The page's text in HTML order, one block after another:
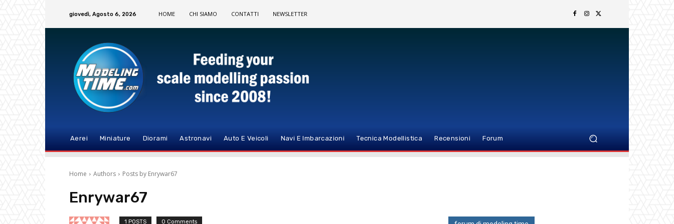
giovedì, Agosto 6, 2026 HOME CHI SIAMO CONTATTI NEWSLETTER
Aerei Miniature Diorami Astronavi Auto E Veicoli Navi E Imbarcazioni Tecnica Modellistica Recensioni Forum
Home Authors Posts by Enrywar67
Enrywar67
1 POSTS 0 Comments